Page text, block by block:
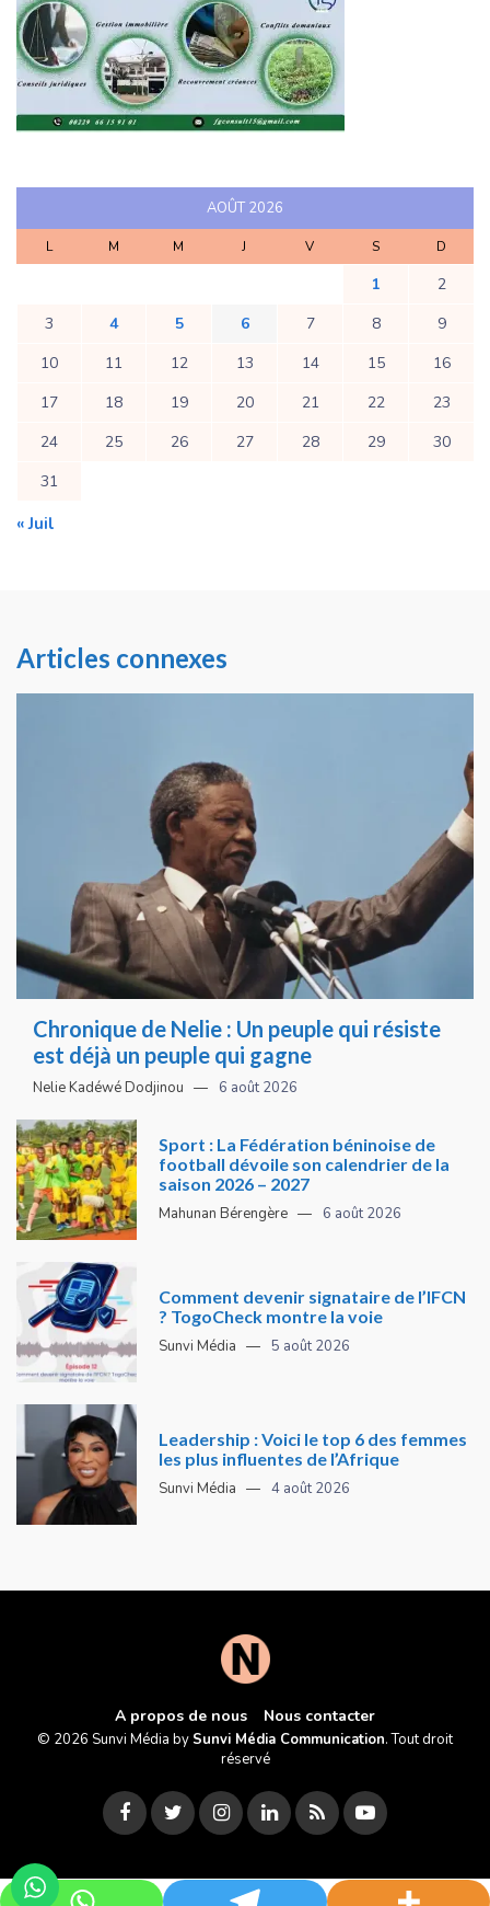
AOÛT 2026
L M M J V S D
1
2
3
4 5 6 7 8
9
10
11 12 13 14 15
16
17
18 19 20 21 22
23
24
25 26 27 28 29
30
31
« Juil
Articles connexes
Chronique de Nelie : Un peuple qui résiste
est déjà un peuple qui gagne
Nelie Kadéwé Dodjinou 6 août 2026
Sport : La Fédération béninoise de
football dévoile son calendrier de la
saison 2026 – 2027
Mahunan Bérengère 6 août 2026
Comment devenir signataire de l’IFCN
? TogoCheck montre la voie
Sunvi Média 5 août 2026
Leadership : Voici le top 6 des femmes
les plus influentes de l’Afrique
Sunvi Média 4 août 2026
A propos de nous Nous contacter
© 2026 Sunvi Média by Sunvi Média Communication. Tout droit
réservé